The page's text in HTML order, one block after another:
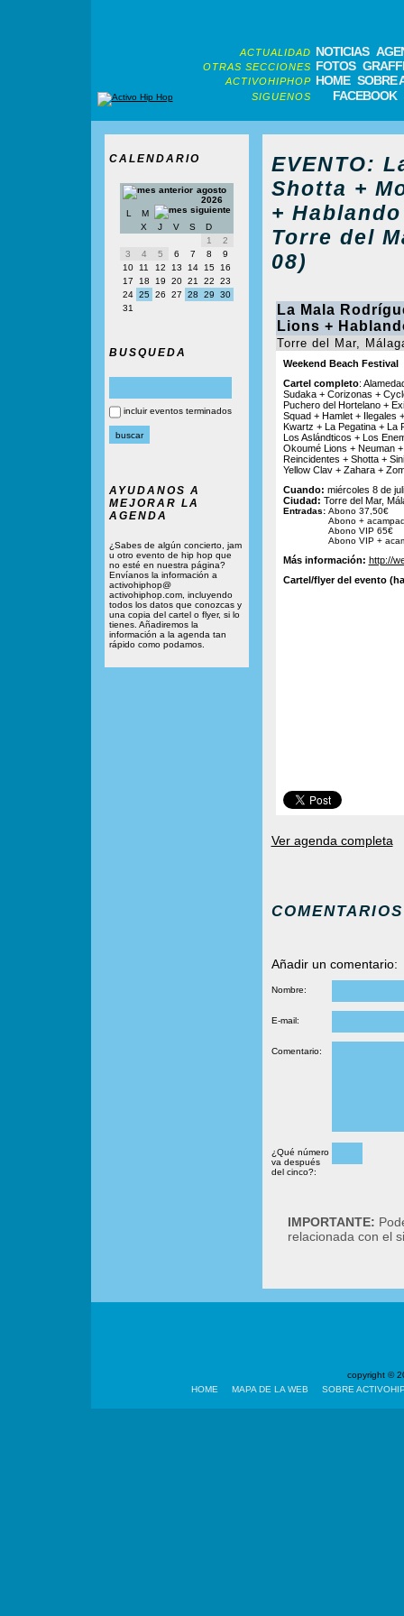
ACTUALIDAD NOTICIAS
OTRAS SECCIONES FOTOS
ACTIVOHIPHOP HOME SOBRE
SIGUENOS FACEBOOK
CALENDARIO
agosto
2026
L
M
X
J V S
D
1
2
3
4 5 6 7 8
9
10
11 12 13 14 15
16
17
18 19 20 21 22
23
24 25 26 27 28 29
30
31
BUSQUEDA
incluir eventos terminados
AYUDANOS A
MEJORAR LA
AGENDA
¿Sabes de algún concierto, jam
u otro evento de hip hop que
no esté en nuestra página?
Envíanos la información a
activohiphop@
activohiphop.com, incluyendo
todos los datos que conozcas y
una copia del cartel o flyer, si lo
tienes. Añadiremos la
información a la agenda tan
rápido como podamos.
EVENTO:
Shotta +
+
Torre del
08)
La Mala
Lions +
Torre del Mar,
Weekend Beach Festival
Cartel completo:
Sudaka + Corizonas +
Puchero del Hortelano +
Squad + Hamlet + Ilegales
Kwartz + La Pegatina + La
Los Aslándticos + Los
Okoumé Lions + Neuman
Reincidentes + Shotta +
Yellow Clav + Zahara +
Cuando: miércoles 8 de
Ciudad: Torre del Mar,
Entradas: Abono 37,50€
Abono +
Abono VIP 65€
Abono VIP +
Más información: http://
Cartel/flyer del evento
Ver agenda completa
COMENTARIOS
Añadir un comentario:
Nombre:
E-mail:
Comentario:
¿Qué número
va después
del cinco?:
IMPORTANTE:
relacionada con el
copyright ©
HOME
MAPA DE LA WEB SOBRE